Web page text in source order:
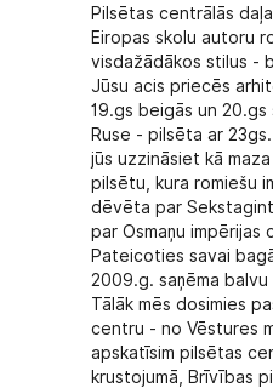
Pilsētas centrālās
Eiropas skolu autoru
visdažādākos stilus -
Jūsu acis priecēs
19.gs beigās un 20.gs
Ruse - pilsēta ar
jūs uzzināsiet kā
pilsētu, kura romiešu
dēvēta par
par Osmaņu impērijas
Pateicoties savai
2009.g. saņēma balvu
Tālāk mēs dosimies
centru - no Vēstures
apskatīsim pilsētas
krustojumā, Brīvības